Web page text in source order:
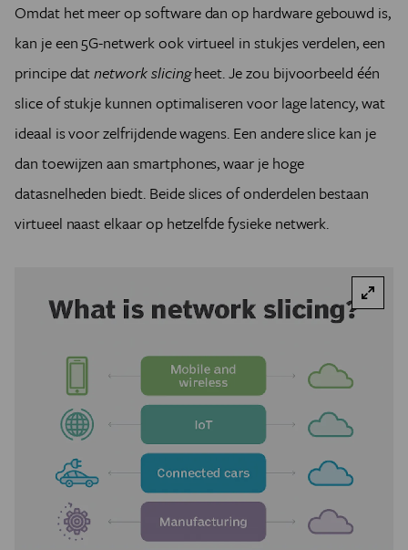
Omdat het meer op software dan op hardware gebouwd is,
kan je een 5G-netwerk ook virtueel in stukjes verdelen, een
principe datnetwork slicingheet. Je zou bijvoorbeeld één
slice of stukje kunnen optimaliseren voor lage latency, wat
ideaal is voor zelfrijdende wagens. Een andere slice kan je
dan toewijzen aan smartphones, waar je hoge
datasnelheden biedt. Beide slices of onderdelen bestaan
virtueel naast elkaar op hetzelfde fysieke netwerk.